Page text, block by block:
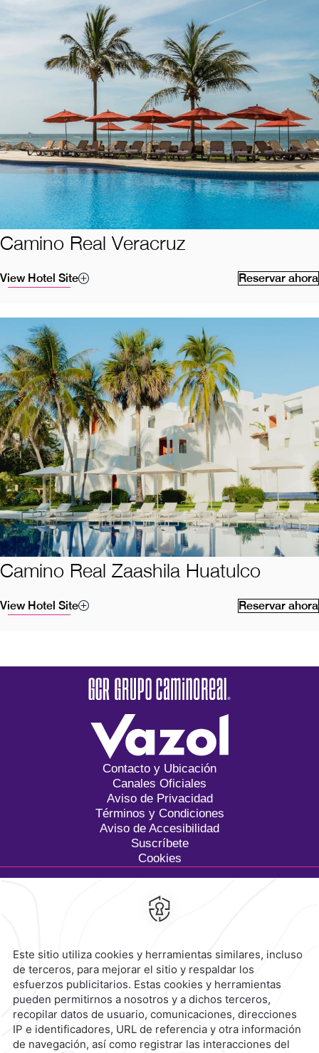
Camino Real Veracruz
Reservar ahora
View Hotel Site
Camino Real Zaashila Huatulco
Reservar ahora
View Hotel Site
Contacto y Ubicación
Canales Oficiales
Aviso de Privacidad
Términos y Condiciones
Aviso de Accesibilidad
Suscríbete
Cookies
Calzada General Mariano
Escobedo 700,Anzures,
Reservaciones|800 901 2300
contacto@caminoreal.com
reservaciones@caminoreal.com